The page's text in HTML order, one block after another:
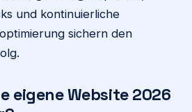
und kontinuierliche
sichern den
eigene Website 2026